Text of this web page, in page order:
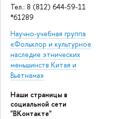
Тел.: 8 (812) 644-59-11
*61289
Научно-учебная группа
«Фольклор и культурное
наследие этнических
меньшинств Китая и
Вьетнама»
Наши страницы в
социальной сети
"ВКонтакте"